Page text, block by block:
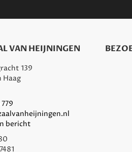
VAN HEIJNINGEN
139
Haag
bericht